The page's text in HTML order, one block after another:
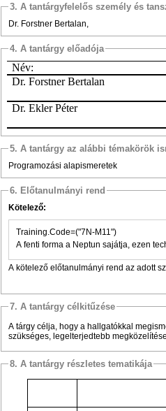
3. A tantárgyfelelős személy és
Dr. Forstner Bertalan,
4. A tantárgy előadója
Név:
Dr. Forstner Bertalan
Dr. Ekler Péter
5. A tantárgy az alábbi témakörök
Programozási alapismeretek
6. Előtanulmányi rend
Kötelező:
Training.Code=("7N-M11")
A fenti forma a Neptun sajátja, ezen
A kötelező előtanulmányi rend az adott
7. A tantárgy célkitűzése
A tárgy célja, hogy a hallgatókkal
szükséges, legelterjedtebb
8. A tantárgy részletes tematikája